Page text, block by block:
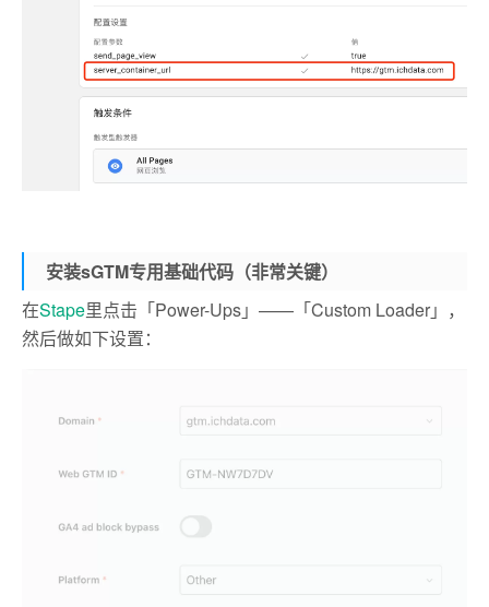
安装sGTM专用基础代码（非常关键）
在Stape里点击「Power-Ups」——「Custom Loader」，
然后做如下设置：